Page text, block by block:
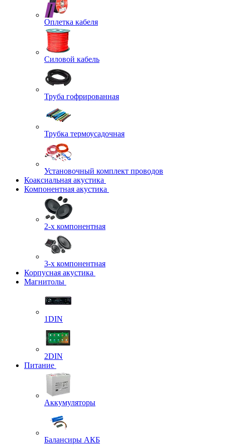
Оплетка кабеля
Силовой кабель
Труба гофрированная
Трубка термоусадочная
Установочный комплект проводов
Коаксиальная акустика
Компонентная акустика
2-х компонентная
3-х компонентная
Корпусная акустика
Магнитолы
1DIN
2DIN
Питание
Аккумуляторы
Балансиры АКБ